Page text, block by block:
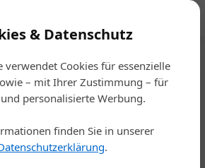
& Datenschutz
verwendet Cookies für essenzielle
– mit Ihrer Zustimmung – für
personalisierte Werbung.
finden Sie in unserer
.
/Gastro & Hotel
Zur Goldenen Birn
Wirt mit dem Koks
ist da